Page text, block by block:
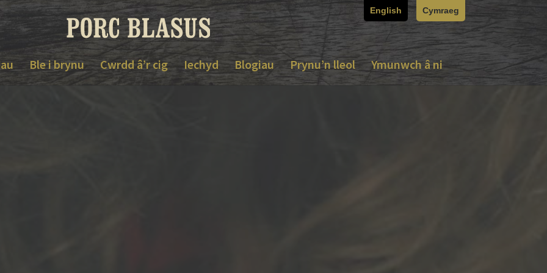
English Cymraeg
Ble i brynu Cwrdd â’r cig Iechyd Blogiau Prynu’n lleol Ymunwch â ni